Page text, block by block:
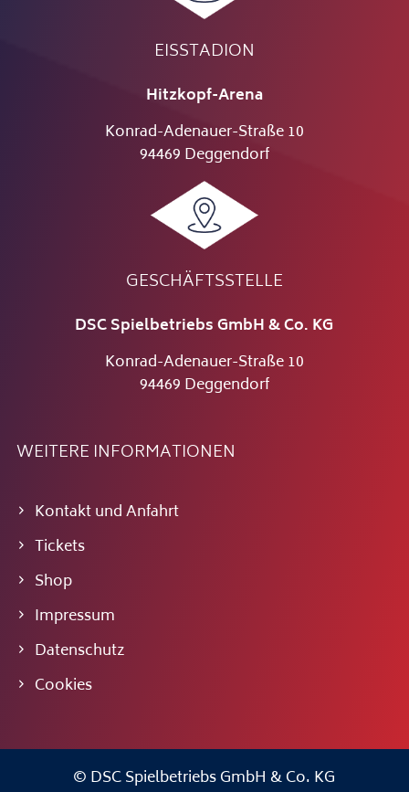
EISSTADION
Hitzkopf-Arena
Konrad-Adenauer-Straße 10
94469 Deggendorf
GESCHÄFTSSTELLE
DSC Spielbetriebs GmbH & Co. KG
Konrad-Adenauer-Straße 10
94469 Deggendorf
WEITERE INFORMATIONEN
Kontakt und Anfahrt
Tickets
Shop
Impressum
Datenschutz
Cookies
© DSC Spielbetriebs GmbH & Co. KG